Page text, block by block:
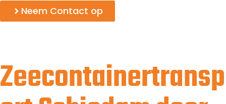
Neem Contact op
Zeecontainertransp